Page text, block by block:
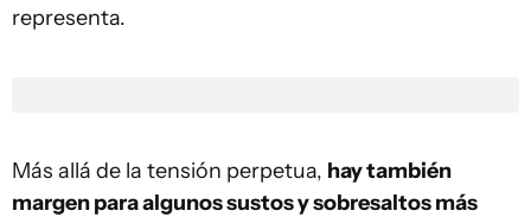
representa.
Más allá de la tensión perpetua, hay también
margen para algunos sustos y sobresaltos más